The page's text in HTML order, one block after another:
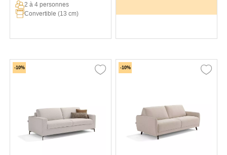
2 à 4 personnes
Convertible (13 cm)
-10% -10%